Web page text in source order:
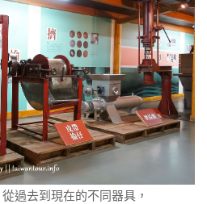
過去到現在的不同器具，